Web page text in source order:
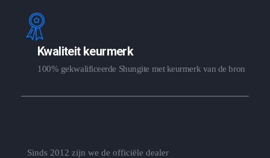
Kwaliteit keurmerk
100% gekwalificeerde Shungite met keurmerk van de bron
Sinds 2012 zijn we de officiële dealer